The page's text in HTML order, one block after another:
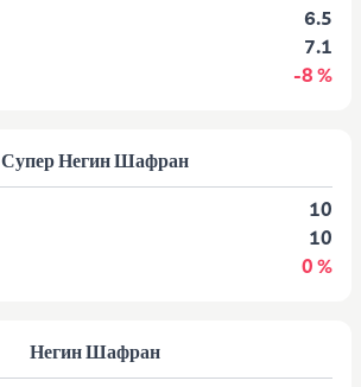
6.5
7.1
-8 %
Супер Негин Шафран
10
10
0 %
Негин Шафран